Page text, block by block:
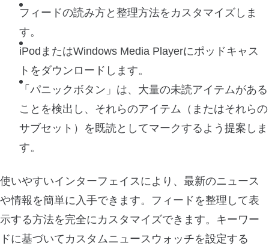
フィードの読み方と整理方法をカスタマイズしま
す。
iPodまたはWindows Media Playerにポッドキャス
トをダウンロードします。
「パニックボタン」は、大量の未読アイテムがある
ことを検出し、それらのアイテム（またはそれらの
サブセット）を既読としてマークするよう提案しま
す。
使いやすいインターフェイスにより、最新のニュース
や情報を簡単に入手できます。フィードを整理して表
示する方法を完全にカスタマイズできます。キーワー
ドに基づいてカスタムニュースウォッチを設定する